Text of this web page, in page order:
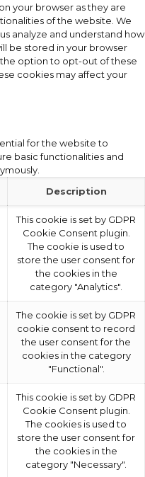
your browser as they are
of the website. We
analyze and understand how
be stored in your browser
the option to opt-out of these
cookies may affect your
for the website to
basic functionalities and
Description
This cookie is set by GDPR
Cookie Consent plugin.
The cookie is used to
store the user consent for
the cookies in the
category "Analytics".
The cookie is set by GDPR
cookie consent to record
the user consent for the
cookies in the category
"Functional".
This cookie is set by GDPR
Cookie Consent plugin.
The cookies is used to
store the user consent for
the cookies in the
category "Necessary".